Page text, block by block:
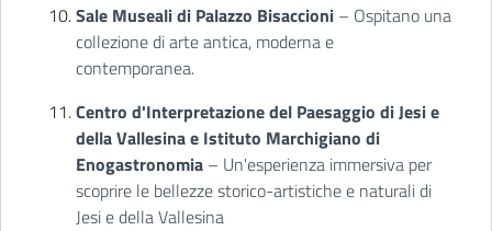
Sale Museali di Palazzo Bisaccioni – Ospitano una
collezione di arte antica, moderna e
contemporanea.
Centro d'Interpretazione del Paesaggio di Jesi e
della Vallesina e Istituto Marchigiano di
Enogastronomia – Un'esperienza immersiva per
scoprire le bellezze storico-artistiche e naturali di
Jesi e della Vallesina